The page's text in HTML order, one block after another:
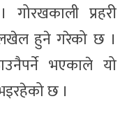
प्रहरी
हुने गरेको छ ।
भएकाले यो
छ ।